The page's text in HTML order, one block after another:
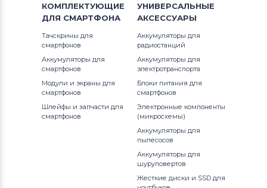
КОМПЛЕКТУЮЩИЕ
ДЛЯ СМАРТФОНА
Тачскрины для
смартфонов
Аккумуляторы для
смартфонов
Модули и экраны для
смартфонов
Шлейфы и запчасти для
смартфонов
УНИВЕРСАЛЬНЫЕ
АКСЕССУАРЫ
Аккумуляторы для
радиостанций
Аккумуляторы для
электротранспорта
Блоки питания для
смартфонов
Электронные компоненты
(микросхемы)
Аккумуляторы для
пылесосов
Аккумуляторы для
шуруповертов
Жесткие диски и SSD для